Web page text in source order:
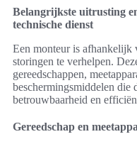
Belangrijkste uitrusting
technische dienst
Een monteur is afhankelijk
storingen te verhelpen.
gereedschappen,
beschermingsmiddelen die
betrouwbaarheid en
Gereedschap en